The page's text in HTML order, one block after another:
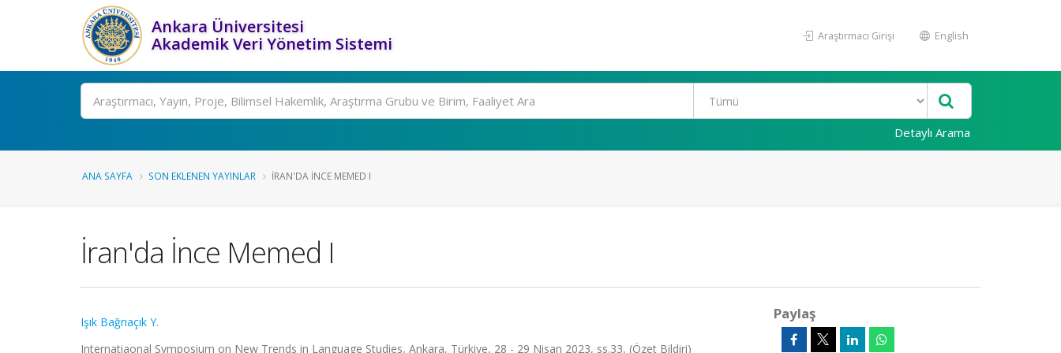
Ankara Üniversitesi
Akademik Veri Yönetim Sistemi
Araştırmacı Girişi English
Ara
Detaylı Arama
ANA SAYFA SON EKLENEN YAYINLAR İRAN'DA İNCE MEMED I
İran'da İnce Memed I
Işık Bağrıaçık Y.
Internatiaonal Symposium on New Trends in Language Studies, Ankara, Türkiye, 28 - 29 Nisan 2023, ss.33, (Özet Bildiri)
Paylaş